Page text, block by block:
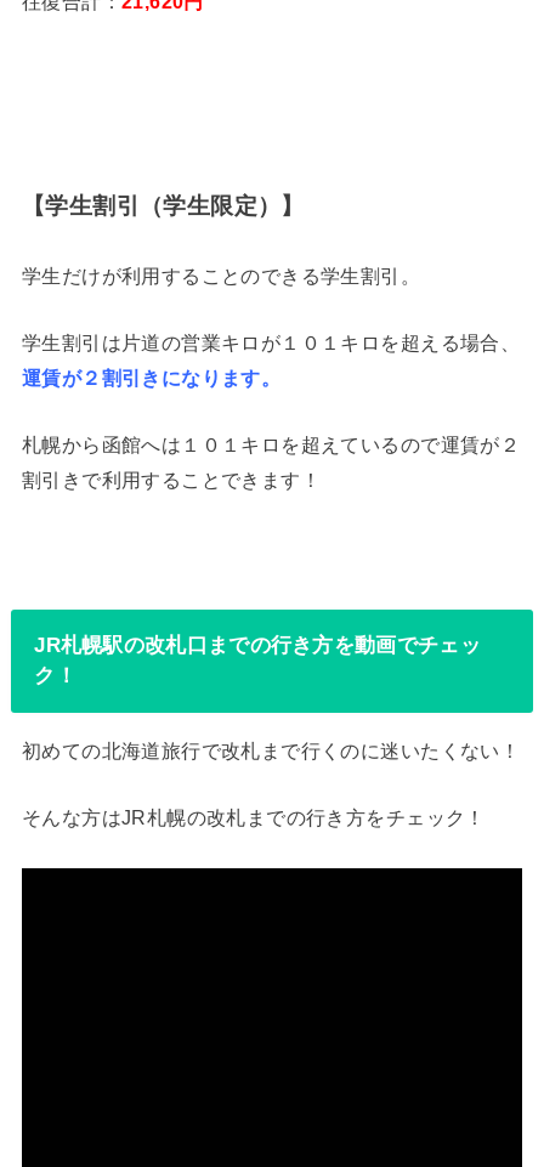
【学生割引（学生限定）】
学生だけが利用することのできる学生割引。
学生割引は片道の営業キロが１０１キロを超える場合、
運賃が２割引きになります。
札幌から函館へは１０１キロを超えているので運賃が２
割引きで利用することできます！
JR札幌駅の改札口までの行き方を動画でチェッ
ク！
初めての北海道旅行で改札まで行くのに迷いたくない！
そんな方はJR札幌の改札までの行き方をチェック！